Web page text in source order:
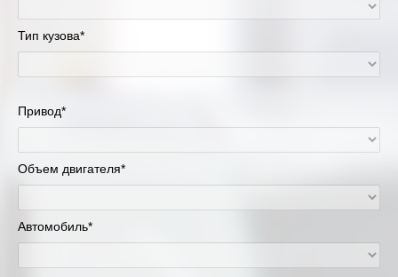
Тип кузова*
Привод*
Объем двигателя*
Автомобиль*